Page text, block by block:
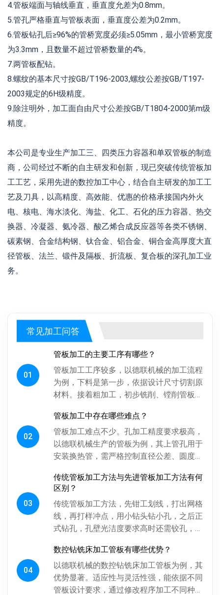
4.管板端面与轴线垂直，垂直度允差为0.8mm。
5.管孔严格垂直与管板表面，垂直度公差为0.2mm。
6.管板钻孔后≥96%的管桥宽度必须≥5.05mm，最小管桥宽度
为3.3mm，且数量不超过管桥数量的4%。
7.两管板配钻。
8.螺纹的基本尺寸按GB/T196-2003,螺纹公差按GB/T197-
2003规定的6H级精度。
9.除注明外，加工面自由尺寸公差按GB/T1804-2000第m级
精度。
本公司是专业生产加工三、四类压力容器和单双管板的制造
商，公司经过不断的自主研发和创新，现已突破传统管板加
工工艺，采用先进的数控加工中心，结合自主研发的加工工
艺及刀具，以高精度、高效能、优惠的价格承接国内外火
电、核电、海水淡化、海盐、化工、石化的压力容器、热交
换器、冷凝器、氨冷器、酸乙烯合成反应器等各类不锈钢、
碳素钢、合金结构钢、钛合金、铝合金、铜合金高厚度大直
径管板、法兰、锻件及隔板、折流板、复合板的深孔加工业
务。
常见加工问答
01
管板加工的主要工序有哪些？
管板加工工序较多，以德联机械的加工流程
为例，下料是第一步，依据设计尺寸切割原
材料。接着粗加工，初步铣削、镗削管板各
关键，通过射线、超声波探伤检...
02
管板加工中存在哪些难点？
管板加工难点不少。孔加工精度要求极高，
以德联机械生产的管板为例，其上管孔用于
安装换热管，需严格控制直径公差、圆度、
影响换热管安装与设备性能。板...
03
传统管板加工方法与先进管板加工方法有何
区别？
传统管板加工方法，先钳工划线，打出网格
线，再打样冲点，用小钻头钻小孔，之后正
式钻孔，孔壁光洁度要求高时还需铰孔，最
摇臂定位，劳动强度大、效率低...
04
数控钻铣床加工管板有哪些优势？
以德联机械的数控钻铣床加工管板为例，其
优势显著。适应性与灵活性强，能依据不同
管板设计要求，通过修改程序加工不同种